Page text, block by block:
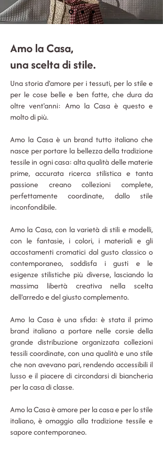
Amo la Casa,
una scelta di stile.
Una storia d'amore per i tessuti, per lo stile e
per le cose belle e ben fatte, che dura da
oltre vent'anni: Amo la Casa è questo e
molto di più.
Amo la Casa è un brand tutto italiano che
nasce per portare la bellezza della tradizione
tessile in ogni casa: alta qualità delle materie
prime, accurata ricerca stilistica e tanta
passione creano collezioni complete,
perfettamente coordinate, dallo stile
inconfondibile.
Amo la Casa, con la varietà di stili e modelli,
con le fantasie, i colori, i materiali e gli
accostamenti cromatici dal gusto classico o
contemporaneo, soddisfa i gusti e le
esigenze stilistiche più diverse, lasciando la
massima libertà creativa nella scelta
dell'arredo e del giusto complemento.
Amo la Casa è una sfida: è stata il primo
brand italiano a portare nelle corsie della
grande distribuzione organizzata collezioni
tessili coordinate, con una qualità e uno stile
che non avevano pari, rendendo accessibili il
lusso e il piacere di circondarsi di biancheria
per la casa di classe.
Amo la Casa è amore per la casa e per lo stile
italiano, è omaggio alla tradizione tessile e
sapore contemporaneo.